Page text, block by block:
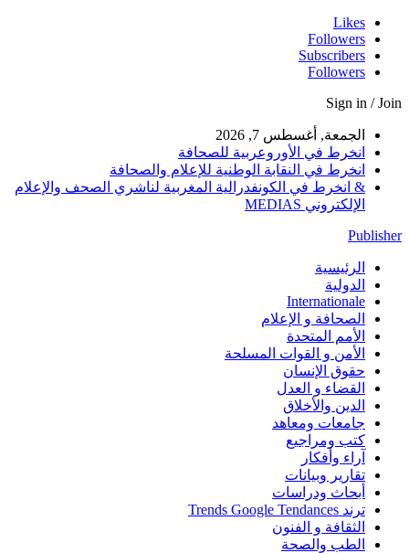
Likes
Followers
Subscribers
Followers
Sign in / Join
الجمعة, أغسطس 7, 2026
انخرط في الأوروعربية للصحافة
انخرط في النقابة الوطنية للإعلام والصحافة
& انخرط في الكونفدرالية المغربية لناشري الصحف والإعلام
الإلكتروني MEDIAS
Publisher
الرئيسية
الدولية
Internationale
الصحافة و الإعلام
الأمم المتحدة
الأمن و القوات المسلحة
حقوق الإنسان
القضاء و العدل
الدين والأخلاق
جامعات ومعاهد
كتب ومراجيع
آراء وأفكار
تقارير وبيانات
أبحاث ودراسات
ترند Trends Google Tendances
الثقافة و الفنون
الطب والصحة